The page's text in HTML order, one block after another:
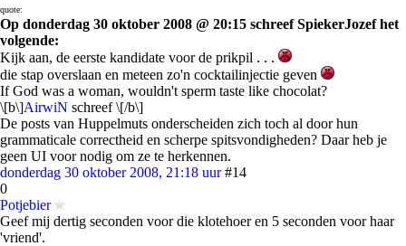
quote:
Op donderdag 30 oktober 2008 @ 20:15 schreef SpiekerJozef het
volgende:
Kijk aan, de eerste kandidate voor de prikpil . . .
die stap overslaan en meteen zo'n cocktailinjectie geven
If God was a woman, wouldn't sperm taste like chocolat?
\[b\]AirwiN schreef \[/b\]
De posts van Huppelmuts onderscheiden zich toch al door hun
grammaticale correctheid en scherpe spitsvondigheden? Daar heb je
geen UI voor nodig om ze te herkennen.
donderdag 30 oktober 2008, 21:18 uur #14
0
Potjebier
Geef mij dertig seconden voor die klotehoer en 5 seconden voor haar
'vriend'.